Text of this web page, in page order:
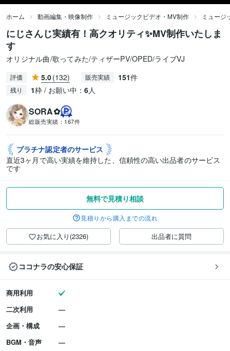
ホーム 動画編集・映像制作 ミュージックビデオ・MV制作 ミュージ
にじさんじ実績有！高クオリティ✨MV制作いたしま
す
オリジナル曲/歌ってみた/ティザーPV/OPED/ライブVJ
評価 5.0(132) 販売実績 151件
残り 1枠 / お願い中： 6人
SORA✿
総販売実績： 167件
プラチナ認定者のサービス
直近3ヶ月で高い実績を維持した、信頼性の高い出品者のサービス
です
無料で見積り相談
見積りから購入までの流れ
お気に入り(2326) 出品者に質問
ココナラの安心保証
商用利用
二次利用
企画・構成
BGM・音声